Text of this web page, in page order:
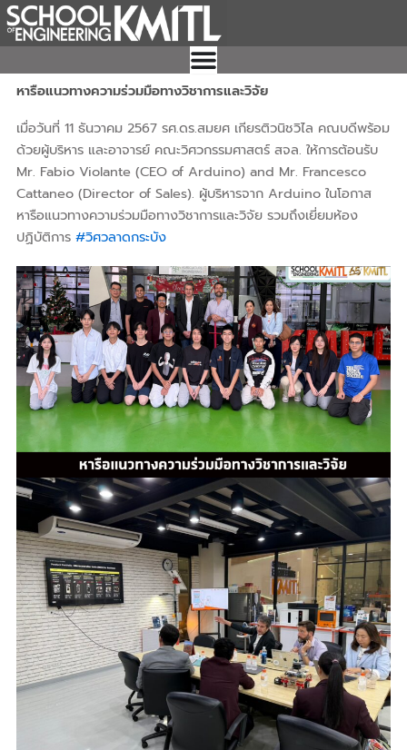
Skip
to
หารือแนวทางความร่วมมือทางวิชาการและวิจัย
เมื่อวันที่ 11 ธันวาคม 2567 รศ.ดร.สมยศ เกียรติวนิชวิไล คณบดีพร้อม
ด้วยผู้บริหาร และอาจารย์ คณะวิศวกรรมศาสตร์ สจล. ให้การต้อนรับ
Mr. Fabio Violante (CEO of Arduino) and Mr. Francesco
Cattaneo (Director of Sales). ผู้บริหารจาก Arduino ในโอกาส
หารือแนวทางความร่วมมือทางวิชาการและวิจัย รวมถึงเยี่ยมห้อง
ปฏิบัติการ #วิศวลาดกระบัง